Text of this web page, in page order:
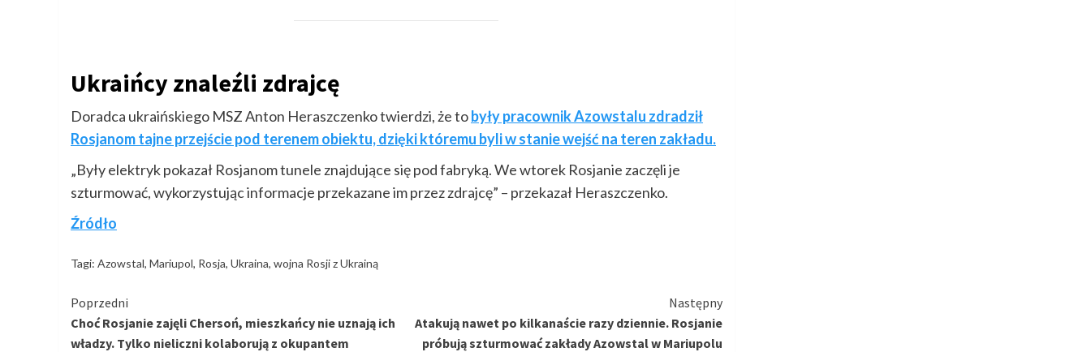
Ukraińcy znaleźli zdrajcę
Doradca ukraińskiego MSZ Anton Heraszczenko twierdzi, że tobyły pracownik Azowstalu zdradził
Rosjanom tajne przejście pod terenem obiektu, dzięki któremu byli w stanie wejść na teren zakładu.
„Były elektryk pokazał Rosjanom tunele znajdujące się pod fabryką. We wtorek Rosjanie zaczęli je
szturmować, wykorzystując informacje przekazane im przez zdrajcę” – przekazał Heraszczenko.
Źródło
Tagi: Azowstal, Mariupol, Rosja, Ukraina, wojna Rosji z Ukrainą
Kontynuuj
czytanie
Poprzedni
Choć Rosjanie zajęli Chersoń, mieszkańcy nie uznają ich
władzy. Tylko nieliczni kolaborują z okupantem
Następny
Atakują nawet po kilkanaście razy dziennie. Rosjanie
próbują szturmować zakłady Azowstal w Mariupolu